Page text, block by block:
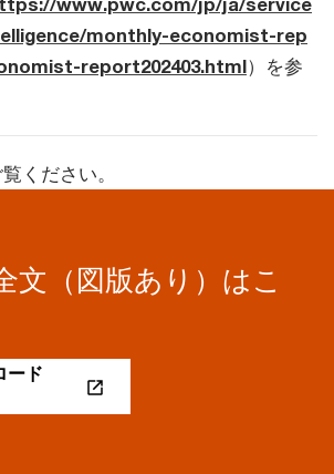
www.pwc.com/jp/ja/service
monthly-economist-rep
report202403.html）を参
ください。
文（図版あり）はこ
ード